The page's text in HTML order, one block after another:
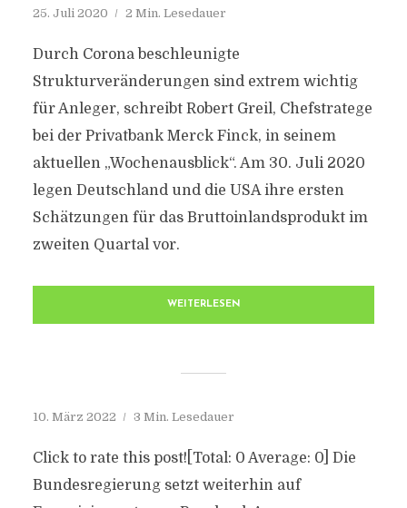
25. Juli 2020 2 Min. Lesedauer
Durch Corona beschleunigte
Strukturveränderungen sind extrem wichtig
für Anleger, schreibt Robert Greil, Chefstratege
bei der Privatbank Merck Finck, in seinem
aktuellen „Wochenausblick“. Am 30. Juli 2020
legen Deutschland und die USA ihre ersten
Schätzungen für das Bruttoinlandsprodukt im
zweiten Quartal vor.
WEITERLESEN
10. März 2022 3 Min. Lesedauer
Click to rate this post![Total: 0 Average: 0] Die
Bundesregierung setzt weiterhin auf